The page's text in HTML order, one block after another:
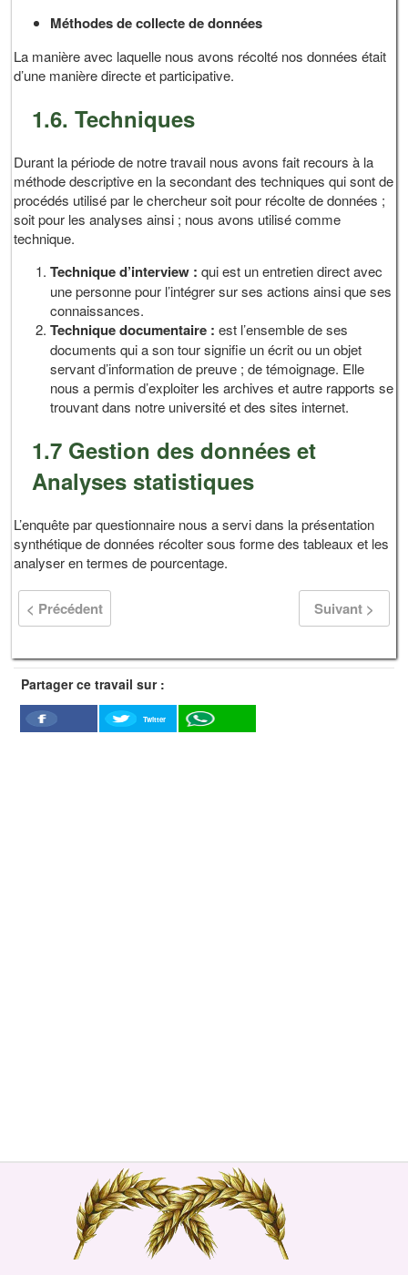
Méthodes de collecte de données
La manière avec laquelle nous avons récolté nos données était
d’une manière directe et participative.
1.6. Techniques
Durant la période de notre travail nous avons fait recours à la
méthode descriptive en la secondant des techniques qui sont de
procédés utilisé par le chercheur soit pour récolte de données ;
soit pour les analyses ainsi ; nous avons utilisé comme
technique.
Technique d’interview :qui est un entretien direct avec
une personne pour l’intégrer sur ses actions ainsi que ses
connaissances.
Technique documentaire :est l’ensemble de ses
documents qui a son tour signifie un écrit ou un objet
servant d’information de preuve ; de témoignage. Elle
nous a permis d’exploiter les archives et autre rapports se
trouvant dans notre université et des sites internet.
1.7 Gestion des données et
Analyses statistiques
L’enquête par questionnaire nous a servi dans la présentation
synthétique de données récolter sous forme des tableaux et les
analyser en termes de pourcentage.
< Précédent Suivant >
Partager ce travail sur :
Facebook
Twitter